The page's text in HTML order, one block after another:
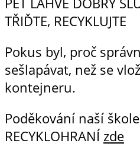
TŘIĎTE, RECYKLUJTE
Pokus byl, proč
sešlapávat, než se
kontejneru.
Poděkování naší
RECYKLOHRANÍ zde